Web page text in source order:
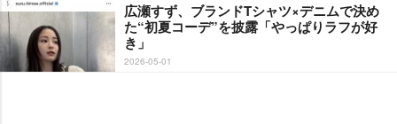
広瀬すず、ブランドTシャツ×デニムで決め
た“初夏コーデ”を披露「やっぱりラフが好
き」
2026-05-01